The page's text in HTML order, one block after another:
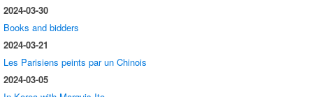
2024-03-30
Books and bidders
2024-03-21
Les Parisiens peints par un Chinois
2024-03-05